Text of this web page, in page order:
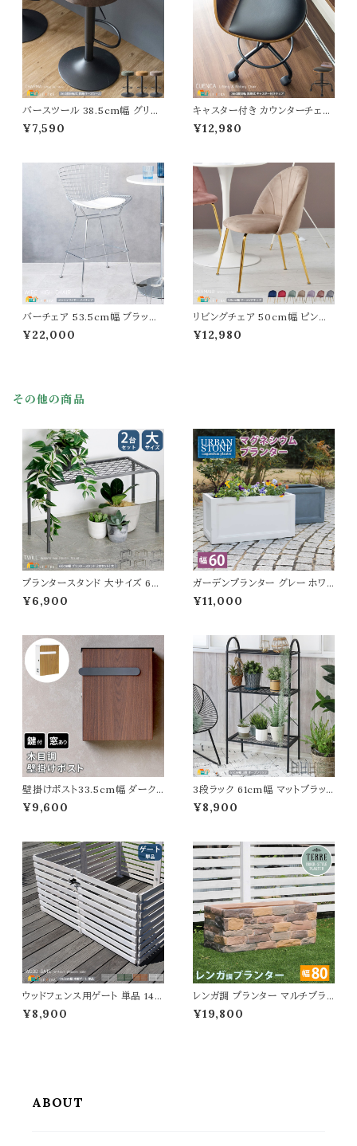
バースツール 38.5cm幅 グリー
ン キャメル ブラウン 昇降式スツ
ール 360度回転 合皮チェア 合
m おすすめ おしゃれ 北欧 モダ
ン スタイリッシュ フットレスト付き
円型 円形 丸型 丸形 丸椅子 カ
ウンターチェア 椅子
¥7,590
キャスター付き カウンターチェア
47cm幅 ブラウン 合皮チェア キ
ャスター付きチェア 360度回転
m 高さ58cm 最大高さ70cm
座面高49cm 最大座面高61cm
おすすめ おしゃれ 北欧 モダン
スタイリッシュ 合成皮革 椅子
¥12,980
バーチェア 53.5cm幅 ブラック
ホワイト 黒 白 ワイヤーハイチェ
ア ハリーベルトイア リプロダクト
皮の椅子 背もたれ付き 春 夏 秋
¥22,000
リビングチェア 50cm幅 ピンク
グレー ネイビー ベージュ ワイン
レッド ラベンダー ミントグリーン
¥12,980
その他の商品
プランタースタンド 大サイズ 60
cm幅 同色2台セット ゴールド グ
レー ブラック 鉢植えスタンド 植
台 鉢植え台 植木鉢台 フラワー
スタンド フラワーラック 通気性
排水性 湿気対策 幅60cm 奥行
25cm 高さ35.5cm
¥6,900
ガーデンプランター グレー ホワイ
ト 灰色 白 プランター 植木鉢 鉢
植え 幅60.5cm 奥行30.5cm
ガーデニング 庭 エントランス 玄
関 テラス 庭園 菜園 花壇 観葉
植物 多肉植物 モダン マグネシ
ウム 水抜き穴付き
¥11,000
壁掛けポスト33.5cm幅 ダーク
ブラウン ナチュラル 玄関ポスト
郵便ポスト 木目調 鍵付きポスト
m 高さ41.8cm 郵便受け 横開き
春 夏 秋 冬 施錠付きポスト スペ
アキー付き エクステリア 戸建て
壁面ポスト DIY
¥9,600
3段ラック 61cm幅 マットブラッ
ク ブルーグレー モカブラウン ピ
スタチオグリーン アイボリーホワ
6cm 高さ110cm おすすめ おし
ゃれ 北欧 モダン スチールラック
鉢植えラック プランターラック 植
木鉢ラック
¥8,900
ウッドフェンス用ゲート 単品 142
cm幅 ボーダーフェンス用 フェン
ス用ゲートセット ライトブラウン
¥8,900
レンガ調 プランター マルチブラ
ウン 茶色 植木鉢 82cm幅 鉢植
え 水抜き穴付き 幅82cm 奥行3
¥19,800
ABOUT